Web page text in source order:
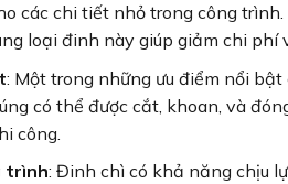
các chi tiết nhỏ trong công
loại đinh này giúp giảm chi phí
: Một trong những ưu điểm nổi bật
có thể được cắt, khoan, và
công.
trình: Đinh chì có khả năng chịu